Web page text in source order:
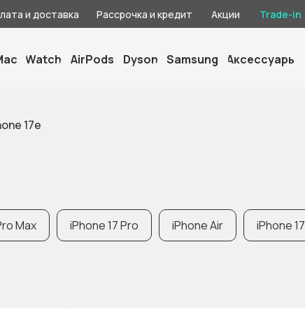
Trade-in
и доставка Рассрочка и кредит
Watch AirPods Samsung Аксессуары
Акции
Dyson
17е
Max iPhone 17 Pro iPhone Air iPhone 17